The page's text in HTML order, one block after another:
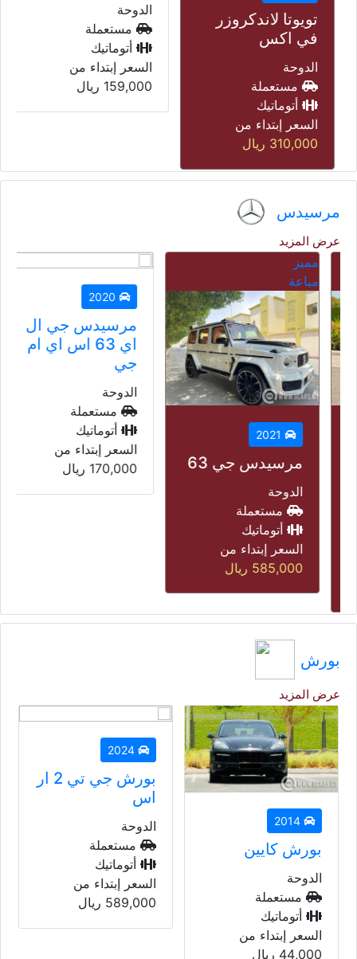
تويوتا لاندكروزر
في اكس
الدوحة
مستعملة
أتوماتيك
السعر إبتداء من
310,000 ريال
الدوحة
مستعملة
أتوماتيك
السعر إبتداء من
159,000 ريال
مرسيدس
عرض المزيد
مميز
مباعة
مرسيدس جي 63
الدوحة
مستعملة
أتوماتيك
السعر إبتداء من
585,000 ريال
مرسيدس جي ال
اي 63 اس اي ام
جي
الدوحة
مستعملة
أتوماتيك
السعر إبتداء من
170,000 ريال
بورش
عرض المزيد
2024
بورش جي تي 2 ار
اس
الدوحة
مستعملة
السعر إبتداء من
589,000 ريال
2024
بورش كايين